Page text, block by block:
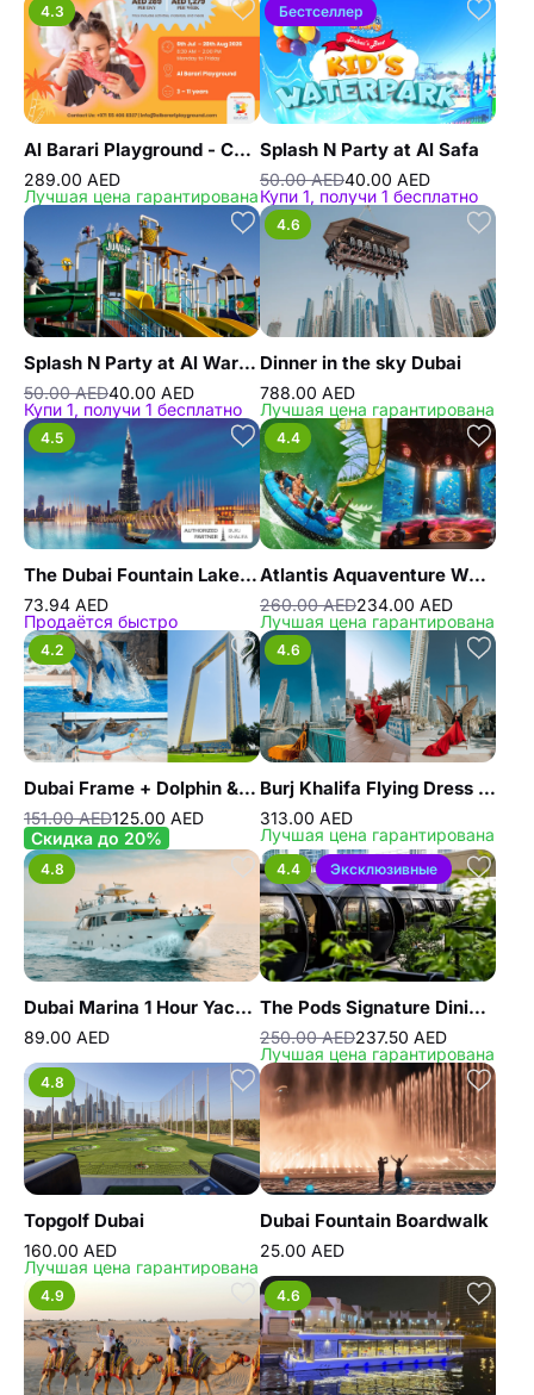
4.3
Al Barari Playground - Camp
289.00 AED
Лучшая цена гарантирована
Бестселлер
Splash N Party at Al Safa
50.00 AED40.00 AED
Купи 1, получи 1 бесплатно
Splash N Party at Al Warqaa
50.00 AED40.00 AED
Купи 1, получи 1 бесплатно
4.6
Dinner in the sky Dubai
788.00 AED
Лучшая цена гарантирована
4.5
The Dubai Fountain Lake Ride
73.94 AED
Продаётся быстро
4.4
Atlantis Aquaventure Waterpark And Lost World Aquarium
260.00 AED234.00 AED
Лучшая цена гарантирована
4.2
Dubai Frame + Dolphin & Seal Show - Dubai Dolphinarium - Combo
151.00 AED125.00 AED
Скидка до 20%
4.6
Burj Khalifa Flying Dress Videography Shoot
313.00 AED
Лучшая цена гарантирована
4.8
Dubai Marina 1 Hour Yacht Tour
89.00 AED
4.4 Эксклюзивные
The Pods Signature Dining Experience
250.00 AED237.50 AED
Лучшая цена гарантирована
4.8
Topgolf Dubai
160.00 AED
Лучшая цена гарантирована
Dubai Fountain Boardwalk
25.00 AED
4.9 4.6